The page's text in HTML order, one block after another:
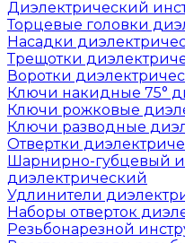
Диэлектрический
Торцевые головки
Насадки
Трещотки
Воротки
Ключи накидные 75°
Ключи рожковые
Ключи разводные
Отвертки
Шарнирно-губцевый
диэлектрический
Удлинители
Наборы отверток
Резьбонарезной